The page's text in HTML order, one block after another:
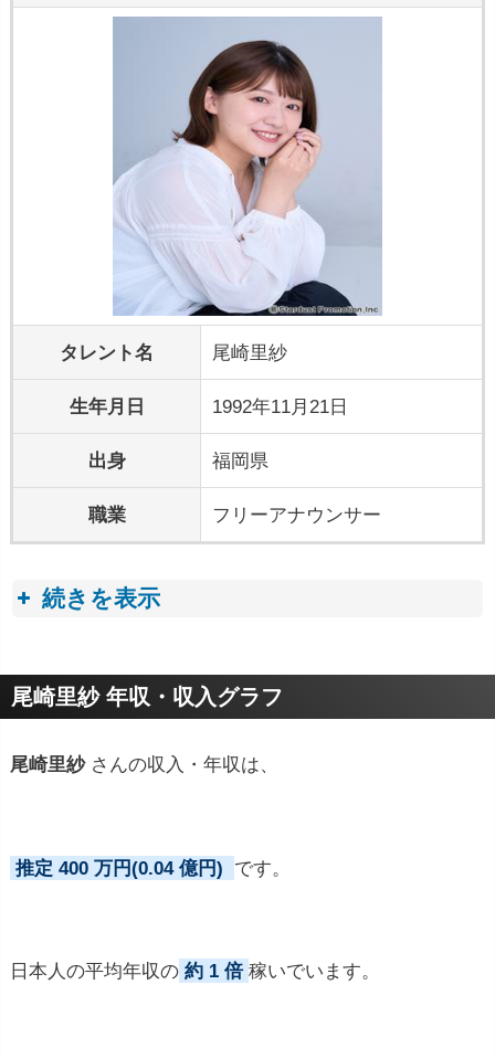
タレント名 尾崎里紗
生年月日 1992年11月21日
出身 福岡県
職業 フリーアナウンサー
続きを表示
プロフィールトピック
尾崎里紗 年収・収入グラフ
尾崎里紗 さんの収入・年収は、
推定 400 万円(0.04 億円) です。
日本人の平均年収の 約 1 倍 稼いでいます。